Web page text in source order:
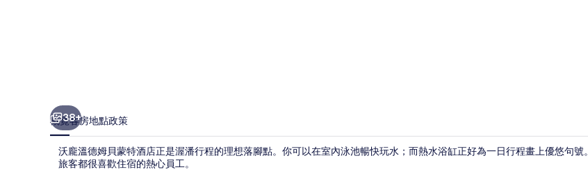
38+
概覽客房地點政策
沃龐溫德姆貝蒙特酒店正是渥潘行程的理想落腳點。你可以在室內泳池暢快玩水；而熱水浴缸正好為一日行程畫上優悠句號。
旅客都很喜歡住宿的熱心員工。